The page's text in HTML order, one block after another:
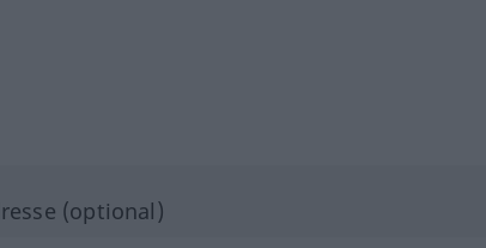
(optional)